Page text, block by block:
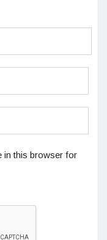
in this browser for